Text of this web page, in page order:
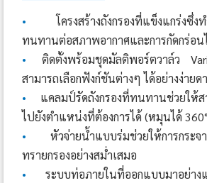
•
โครงสร้างถังกรองที่แข็งแกร่งซึ่งท
ทนทานต่อสภาพอากาศและการกัดกร่อน
•
ติดตั้งพร้อมชุดมัลติพอร์ตวาล์ว
สามารถเลือกฟังก์ชันต่างๆ ได้อย่างง่ายด
•
แคลมป์รัดถังกรองที่ทนทานช่วยให้ส
ไปยังตำแหน่งที่ต้องการได้ (หมุนได้
•
หัวจ่ายน้ำแบบร่มช่วยให้การกระจ
ทรายกรองอย่างสม่ำเสมอ
•
ระบบท่อภายในที่ออกแบบมาอย่าง